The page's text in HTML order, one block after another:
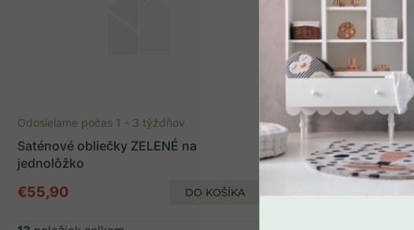
Všetky
súhlas
Viac o
Saténové obliečky ZELENÉ na
jednolôžko
Odosielame počas 1 - 3 týždňov
€55,90 DO KOŠÍKA
SPÄŤ DO OBCHODU